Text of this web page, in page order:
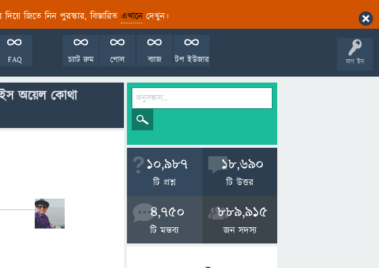
জিতে নিন পুরস্কার, বিস্তারিত এখানেদেখুন।
লগ ইন
FAQ টপ ইউজার
ব্যাজ
পোল
চ্যাট রুম
অয়েল কোথা
10,987
টি প্রশ্ন
18,690
টি উত্তর
4,750
টি মন্তব্য
889,915
জন সদস্য